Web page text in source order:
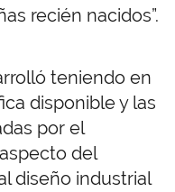
recién nacidos”.
teniendo en
disponible y las
por el
del
diseño industrial